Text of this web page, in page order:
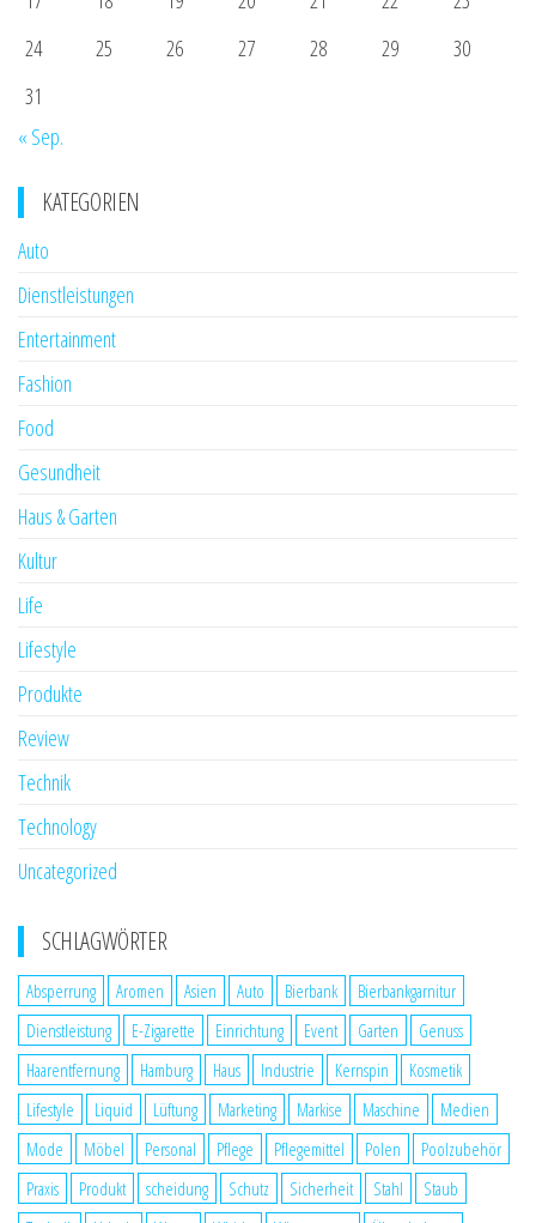
24
25 26 27 28 29
30
31
« Sep.
KATEGORIEN
Auto
Dienstleistungen
Entertainment
Fashion
Food
Gesundheit
Haus & Garten
Kultur
Life
Lifestyle
Produkte
Review
Technik
Technology
Uncategorized
SCHLAGWÖRTER
Absperrung Aromen Asien Auto Bierbank
Bierbankgarnitur
Dienstleistung
E-Zigarette Einrichtung Event Garten
Genuss
Haarentfernung
Hamburg Haus Industrie Kernspin
Kosmetik
Lifestyle
Liquid Lüftung Marketing Markise Maschine
Medien
Mode
Möbel Personal Pflege Pflegemittel Polen
Poolzubehör
Praxis
Produkt scheidung Schutz Sicherheit Stahl
Staub